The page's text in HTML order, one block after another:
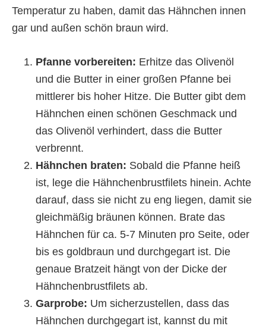
Temperatur zu haben, damit das Hähnchen innen
gar und außen schön braun wird.
Pfanne vorbereiten: Erhitze das Olivenöl
und die Butter in einer großen Pfanne bei
mittlerer bis hoher Hitze. Die Butter gibt dem
Hähnchen einen schönen Geschmack und
das Olivenöl verhindert, dass die Butter
verbrennt.
Hähnchen braten: Sobald die Pfanne heiß
ist, lege die Hähnchenbrustfilets hinein. Achte
darauf, dass sie nicht zu eng liegen, damit sie
gleichmäßig bräunen können. Brate das
Hähnchen für ca. 5-7 Minuten pro Seite, oder
bis es goldbraun und durchgegart ist. Die
genaue Bratzeit hängt von der Dicke der
Hähnchenbrustfilets ab.
Garprobe: Um sicherzustellen, dass das
Hähnchen durchgegart ist, kannst du mit